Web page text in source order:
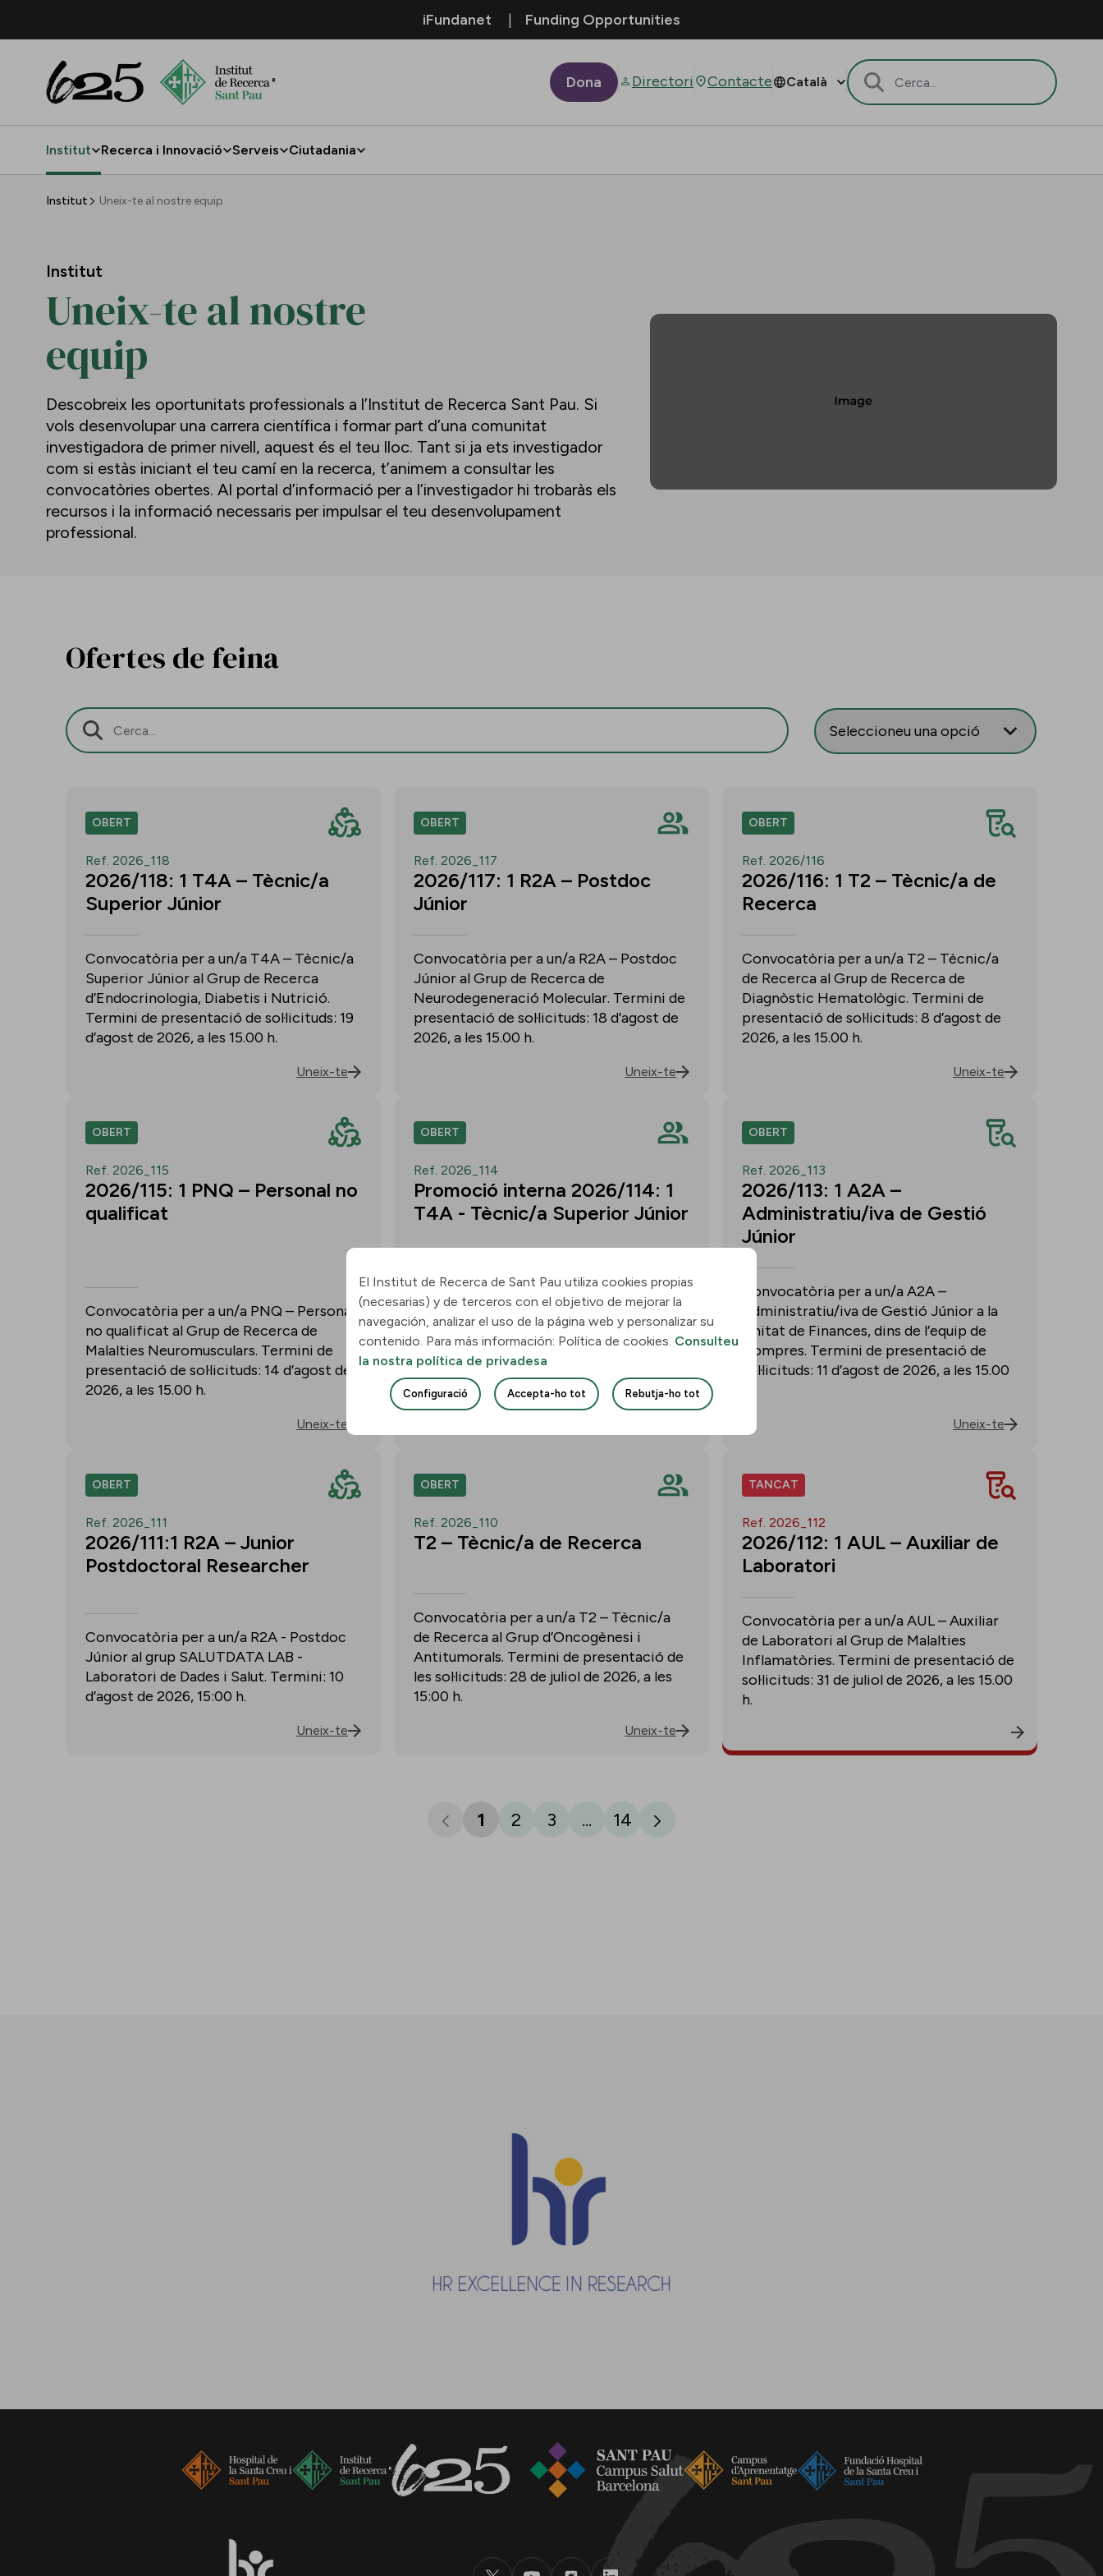
iFundanet Funding Opportunities
Dona Directori Contacte
Institut Recerca i Innovació Serveis Ciutadania
Institut Uneix-te al nostre equip
Institut
Uneix-te al nostre
equip
Descobreix les oportunitats professionals a l’Institut de Recerca Sant Pau. Si
vols desenvolupar una carrera científica i formar part d’una comunitat
investigadora de primer nivell, aquest és el teu lloc. Tant si ja ets investigador
com si estàs iniciant el teu camí en la recerca, t’animem a consultar les
convocatòries obertes. Al portal d’informació per a l’investigador hi trobaràs els
recursos i la informació necessaris per impulsar el teu desenvolupament
professional.
Ofertes de feina
Barra de cerca
OBERT
Ref. 2026_118
2026/118: 1 T4A – Tècnic/a
Superior Júnior
Convocatòria per a un/a T4A – Tècnic/a
Superior Júnior al Grup de Recerca
d’Endocrinologia, Diabetis i Nutrició.
Termini de presentació de sol·licituds: 19
d’agost de 2026, a les 15.00 h.
Uneix-te
OBERT
Ref. 2026_117
2026/117: 1 R2A – Postdoc
Júnior
Convocatòria per a un/a R2A – Postdoc
Júnior al Grup de Recerca de
Neurodegeneració Molecular. Termini de
presentació de sol·licituds: 18 d’agost de
2026, a les 15.00 h.
Uneix-te
OBERT
Ref. 2026/116
2026/116: 1 T2 – Tècnic/a de
Recerca
Convocatòria per a un/a T2 – Tècnic/a
de Recerca al Grup de Recerca de
Diagnòstic Hematològic. Termini de
presentació de sol·licituds: 8 d’agost de
2026, a les 15.00 h.
Uneix-te
OBERT
Ref. 2026_115
2026/115: 1 PNQ – Personal no
qualificat
Convocatòria per a un/a PNQ – Personal
no qualificat al Grup de Recerca de
Malalties Neuromusculars. Termini de
presentació de sol·licituds: 14 d’agost de
2026, a les 15.00 h.
Uneix-te
OBERT
Ref. 2026_114
Promoció interna 2026/114: 1
T4A - Tècnic/a Superior Júnior
Convocatòria per a un/a T4A - Tècnic/a
Superior Júnior al grup Neurobiologia de
les Demències - Multilingual Aphasia &
Dementia Research Lab. Termini: 11
d’agost de 2026, 15.00 h.
OBERT
Ref. 2026_113
2026/113: 1 A2A –
Administratiu/iva de Gestió
Júnior
Convocatòria per a un/a A2A –
Administratiu/iva de Gestió Júnior a la
Unitat de Finances, dins de l’equip de
Compres. Termini de presentació de
sol·licituds: 11 d’agost de 2026, a les 15.00
Uneix-te
OBERT
Ref. 2026_111
2026/111:1 R2A – Junior
Postdoctoral Researcher
Convocatòria per a un/a R2A - Postdoc
Júnior al grup SALUTDATA LAB -
Laboratori de Dades i Salut. Termini: 10
d’agost de 2026, 15:00 h.
Uneix-te
OBERT
Ref. 2026_110
T2 – Tècnic/a de Recerca
Convocatòria per a un/a T2 – Tècnic/a
de Recerca al Grup d’Oncogènesi i
Antitumorals. Termini de presentació de
les sol·licituds: 28 de juliol de 2026, a les
15:00 h.
Uneix-te
TANCAT
Ref. 2026_112
2026/112: 1 AUL – Auxiliar de
Laboratori
Convocatòria per a un/a AUL – Auxiliar
de Laboratori al Grup de Malalties
Inflamatòries. Termini de presentació de
sol·licituds: 31 de juliol de 2026, a les 15.00
h.
1 2 3 ... 14
El Institut de Recerca de Sant Pau utiliza cookies propias
(necesarias) y de terceros con el objetivo de mejorar la
navegación, analizar el uso de la página web y personalizar su
contenido. Para más información: Política de cookies. Consulteu
la nostra política de privadesa
Configuració Accepta-ho tot Rebutja-ho tot